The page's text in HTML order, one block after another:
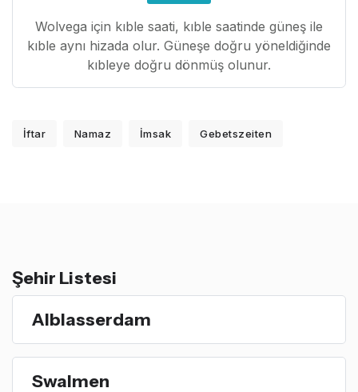
Wolvega için kıble saati, kıble saatinde güneş ile
kıble aynı hizada olur. Güneşe doğru yöneldiğinde
kıbleye doğru dönmüş olunur.
İftar Namaz İmsak Gebetszeiten
Şehir Listesi
Alblasserdam
Swalmen